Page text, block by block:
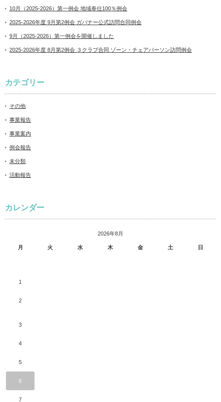
10月（2025-2026）第一例会 地域奉仕100％例会
2025-2026年度 9月第2例会 ガバナー公式訪問合同例会
9月（2025-2026）第一例会を開催しました
2025-2026年度 8月第2例会 ３クラブ合同 ゾーン・チェアパーソン訪問例会
カテゴリー
その他
事業報告
事業案内
例会報告
未分類
活動報告
カレンダー
2026年8月
月 火 水 木 金 土 日
1
2
3
4
5
6
7